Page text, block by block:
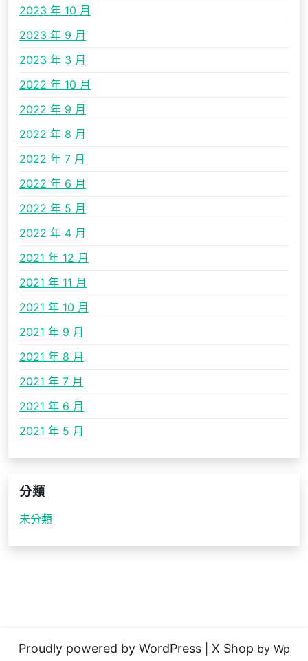
2023 年 10 月
2023 年 9 月
2023 年 3 月
2022 年 10 月
2022 年 9 月
2022 年 8 月
2022 年 7 月
2022 年 6 月
2022 年 5 月
2022 年 4 月
2021 年 12 月
2021 年 11 月
2021 年 10 月
2021 年 9 月
2021 年 8 月
2021 年 7 月
2021 年 6 月
2021 年 5 月
分類
未分類
Proudly powered by WordPress X Shop by Wp